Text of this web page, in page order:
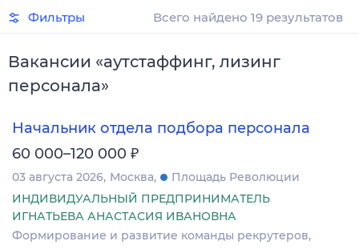
Фильтры Всего найдено 19 результатов
Вакансии «аутстаффинг, лизинг
персонала»
Начальник отдела подбора персонала
60 000–120 000 ₽
03 августа 2026 Москва
Площадь Революции
ИНДИВИДУАЛЬНЫЙ ПРЕДПРИНИМАТЕЛЬ
ИГНАТЬЕВА АНАСТАСИЯ ИВАНОВНА
Формирование и развитие команды рекрутеров,